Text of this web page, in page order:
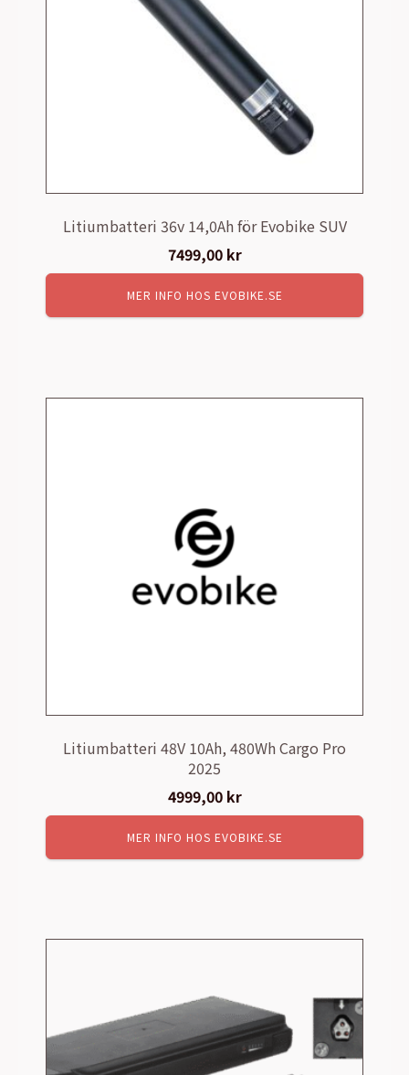
Litiumbatteri 36v 14,0Ah för Evobike SUV
7499,00 kr
MER INFO HOS EVOBIKE.SE
Litiumbatteri 48V 10Ah, 480Wh Cargo Pro
2025
4999,00 kr
MER INFO HOS EVOBIKE.SE